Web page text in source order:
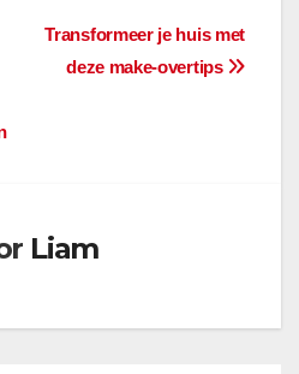
Transformeer je huis met
deze make-overtips
Liam